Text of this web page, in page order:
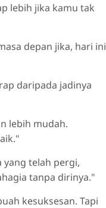
lebih jika kamu tak
depan jika, hari ini
daripada jadinya
lebih mudah.
yang telah pergi,
tanpa dirinya."
kesuksesan. Tapi